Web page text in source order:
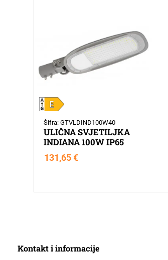
Šifra: GTVLDIND100W40
ULIČNA SVJETILJKA
INDIANA 100W IP65
131,65 €
Kontakt i informacije